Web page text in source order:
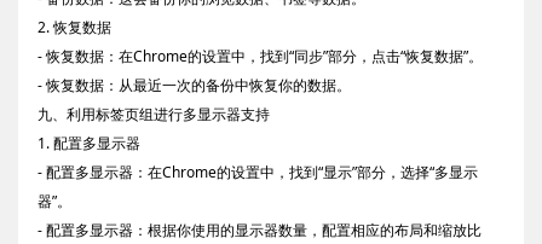
2. 恢复数据
- 恢复数据：在Chrome的设置中，找到“同步”部分，点击“恢复数据”。
- 恢复数据：从最近一次的备份中恢复你的数据。
九、利用标签页组进行多显示器支持
1. 配置多显示器
- 配置多显示器：在Chrome的设置中，找到“显示”部分，选择“多显示
器”。
- 配置多显示器：根据你使用的显示器数量，配置相应的布局和缩放比